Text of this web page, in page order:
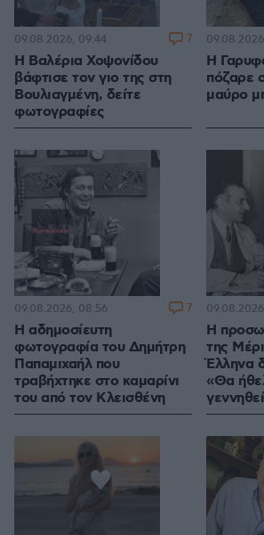
Η Βαλέρια Χοψονίδου
βάφτισε τον γιο της στη
Βουλιαγμένη, δείτε
φωτογραφίες
09.08.2026, 09:44 7
Η
πόζαρε
μαύρο
Η αδημοσίευτη
φωτογραφία του Δημήτρη
Παπαμιχαήλ που
τραβήχτηκε στο καμαρίνι
του από τον Κλεισθένη
09.08.2026, 08:56 7
Η
της
Έλληνα
«Θα